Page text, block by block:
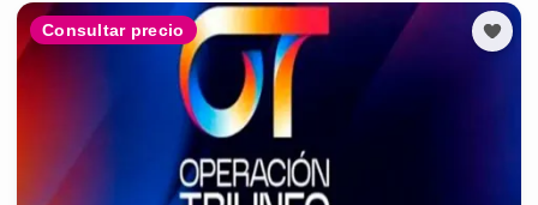
Consultar precio